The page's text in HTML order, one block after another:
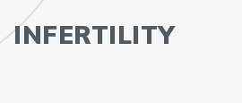
INFERTILITY